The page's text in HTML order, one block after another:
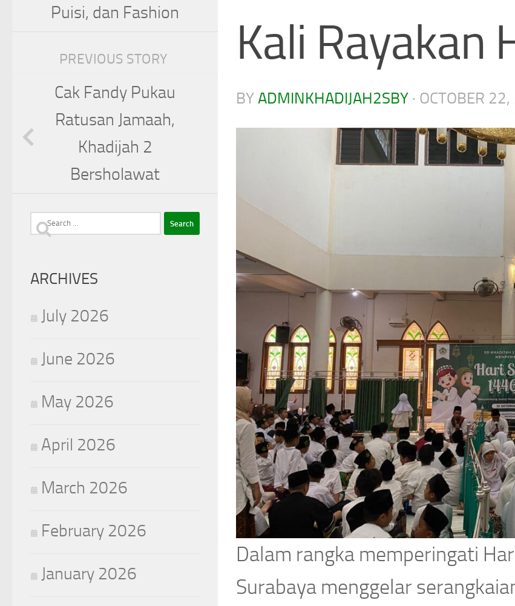
Kali Rayakan
BYADMINKHADIJAH2SBY · OCTOBER
Dalam rangka memperingati
Surabaya menggelar
Puisi, dan Fashion
PREVIOUS STORY
Cak Fandy Pukau
Ratusan Jamaah,
Khadijah 2
Bersholawat
Search
ARCHIVES
July 2026
June 2026
May 2026
April 2026
March 2026
February 2026
January 2026